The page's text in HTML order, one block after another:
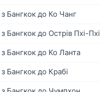
з Бангкок до Ко Чанг
з Бангкок до Острів Пхі-Пхі
з Бангкок до Ко Ланта
з Бангкок до Крабі